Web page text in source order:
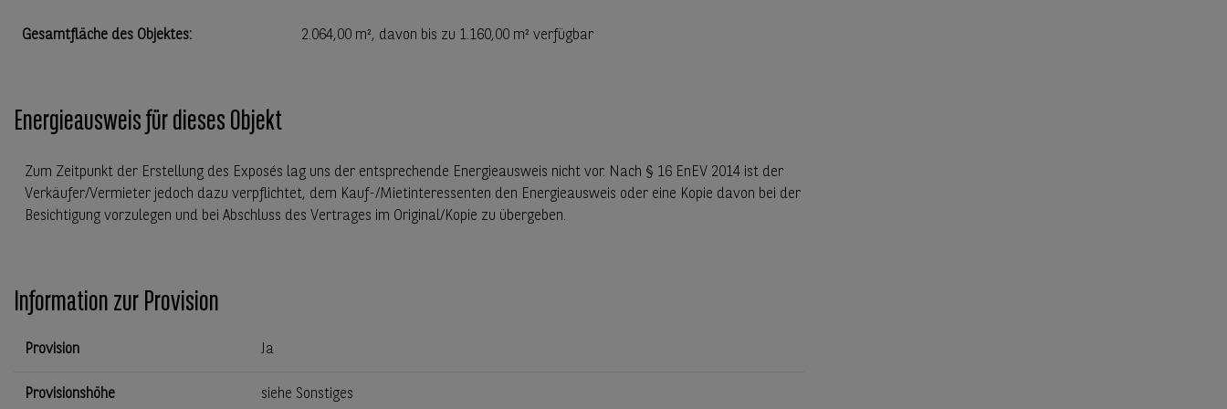
Gesamtfläche des Objektes: 2.064,00 m², davon bis zu 1.160,00 m² verfügbar
Energieausweis für dieses Objekt
Zum Zeitpunkt der Erstellung des Exposés lag uns der entsprechende Energieausweis nicht vor. Nach § 16 EnEV 2014 ist der
Verkäufer/Vermieter jedoch dazu verpflichtet, dem Kauf-/Mietinteressenten den Energieausweis oder eine Kopie davon bei der
Besichtigung vorzulegen und bei Abschluss des Vertrages im Original/Kopie zu übergeben.
Information zur Provision
Provision Ja
Provisionshöhe siehe Sonstiges